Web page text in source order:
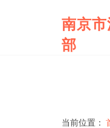
南京
部
当前位置：